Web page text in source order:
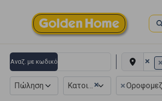
Αναζ. με κωδικό × ×
Πώληση ×
Κατοικία ×